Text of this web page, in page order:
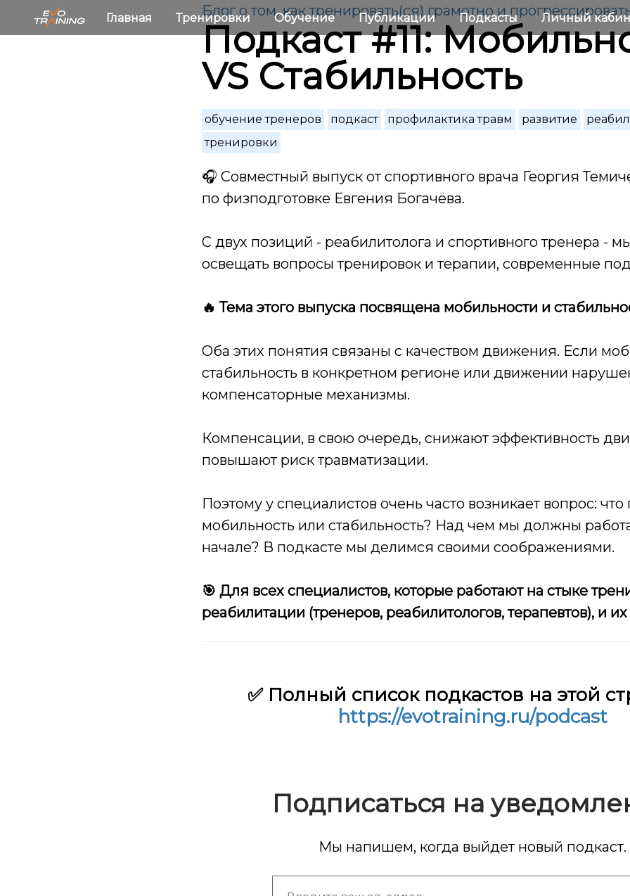
Главная Тренировки Обучение Публикации Подкасты Личный
Блог о том, как тренировать(ся) грамотно и
Подкаст #11:
VS Стабильность
обучение тренеров подкаст профилактика травм развитие
тренировки
🎧 Совместный выпуск от спортивного врача Георгия
по физподготовке Евгения Богачёва.
С двух позиций - реабилитолога и спортивного тренера -
освещать вопросы тренировок и терапии, современные
🔥 Тема этого выпуска посвящена мобильности и
Оба этих понятия связаны с качеством движения. Если
стабильность в конкретном регионе или движении
компенсаторные механизмы.
Компенсации, в свою очередь, снижают эффективность
повышают риск травматизации.
Поэтому у специалистов очень часто возникает вопрос:
мобильность или стабильность? Над чем мы должны
начале? В подкасте мы делимся своими соображениями.
🎯 Для всех специалистов, которые работают на стыке
реабилитации (тренеров, реабилитологов, терапевтов), и
✅ Полный список подкастов на этой
https://evotraining.ru/podcast
Подписаться на
Мы напишем, когда выйдет новый подкаст.